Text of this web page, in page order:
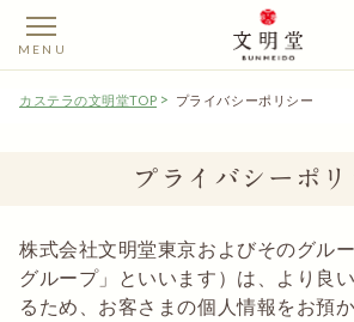
【カス
カステラの文明堂TOP プライバシーポリシー
プライバシーポリ
株式会社文明堂東京およびそのグル
グループ」といいます）は、より良
るため、お客さまの個人情報をお預